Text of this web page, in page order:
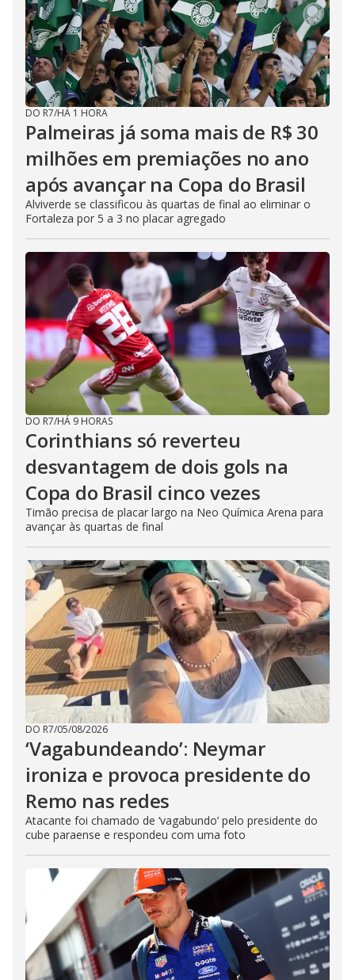
DO R7/HÁ 1 HORA
Palmeiras já soma mais de R$ 30
milhões em premiações no ano
após avançar na Copa do Brasil
Alviverde se classificou às quartas de final ao eliminar o
Fortaleza por 5 a 3 no placar agregado
DO R7/HÁ 9 HORAS
Corinthians só reverteu
desvantagem de dois gols na
Copa do Brasil cinco vezes
Timão precisa de placar largo na Neo Química Arena para
avançar às quartas de final
DO R7/05/08/2026
‘Vagabundeando’: Neymar
ironiza e provoca presidente do
Remo nas redes
Atacante foi chamado de ‘vagabundo’ pelo presidente do
cube paraense e respondeu com uma foto